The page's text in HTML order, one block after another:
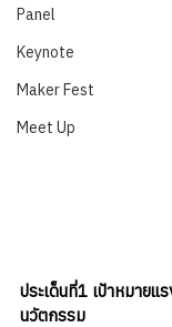
Panel
Keynote
Maker Fest
Meet Up
ประเด็นที่1 เป้าหมายแ
นวัตกรรม